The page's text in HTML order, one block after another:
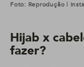
Foto: Reprodução |
Hijab x
fazer?